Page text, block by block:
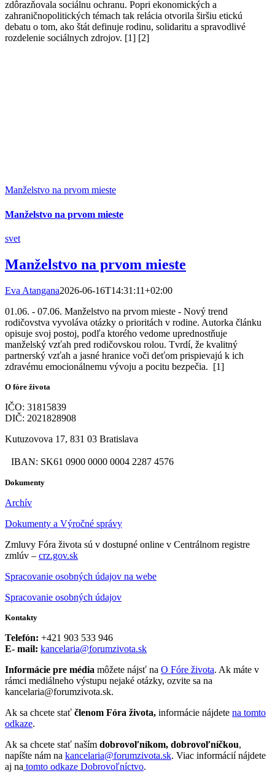
zdôrazňovala sociálnu ochranu. Popri ekonomických a
zahraničnopolitických témach tak relácia otvorila širšiu etickú
debatu o tom, ako štát definuje rodinu, solidaritu a spravodlivé
rozdelenie sociálnych zdrojov. [1] [2]
Manželstvo na prvom mieste
Manželstvo na prvom mieste
svet
Manželstvo na prvom mieste
Eva Atangana2026-06-16T14:31:11+02:00
01.06. - 07.06. Manželstvo na prvom mieste - Nový trend
rodičovstva vyvoláva otázky o prioritách v rodine. Autorka článku
opisuje svoj postoj, podľa ktorého vedome uprednostňuje
manželský vzťah pred rodičovskou rolou. Tvrdí, že kvalitný
partnerský vzťah a jasné hranice voči deťom prispievajú k ich
zdravému emocionálnemu vývoju a pocitu bezpečia. [1]
O fóre života
IČO: 31815839
DIČ: 2021828908
Kutuzovova 17, 831 03 Bratislava
IBAN: SK61 0900 0000 0004 2287 4576
Dokumenty
Archív
Dokumenty a Výročné správy
Zmluvy Fóra života sú v dostupné online v Centrálnom registre
zmlúv – crz.gov.sk
Spracovanie osobných údajov na webe
Spracovanie osobných údajov
Kontakty
Telefón: +421 903 533 946
E- mail: kancelaria@forumzivota.sk
Informácie pre média môžete nájsť na O Fóre života. Ak máte v
rámci mediálneho výstupu nejaké otázky, ozvite sa na
kancelaria@forumzivota.sk.
Ak sa chcete stať členom Fóra života, informácie nájdete na tomto
odkaze.
Ak sa chcete stať naším dobrovoľníkom, dobrovoľníčkou,
napíšte nám na kancelaria@forumzivota.sk. Viac informácií nájdete
aj na tomto odkaze Dobrovoľníctvo.